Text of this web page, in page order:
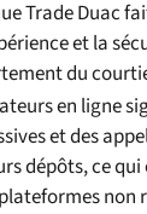
Trade Duac
et la
du
en ligne
et des
dépôts, ce
non